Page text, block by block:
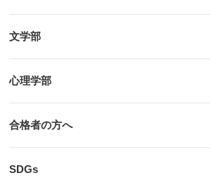
文学部
心理学部
合格者の方へ
SDGs